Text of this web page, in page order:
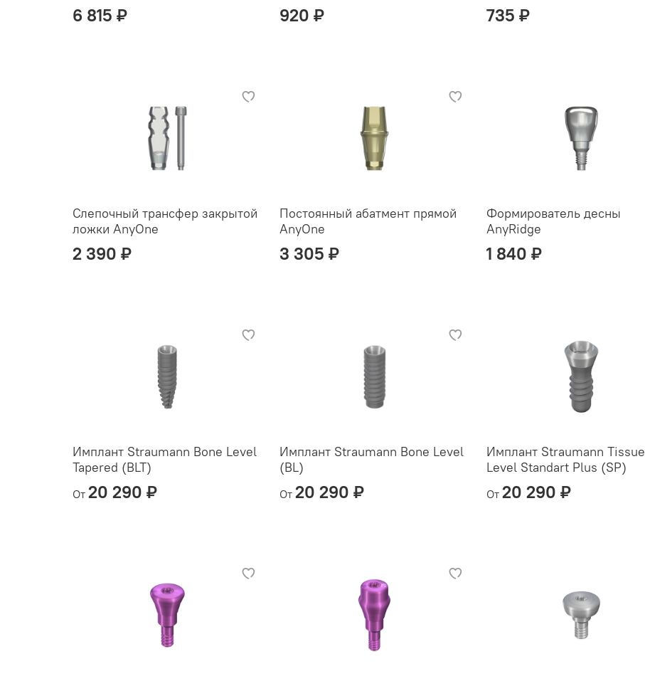
6 815 ₽ 920 ₽ 735 ₽
Слепочный трансфер закрытой
ложки AnyOne
2 390 ₽
Постоянный абатмент прямой
AnyOne
3 305 ₽
Формирователь десны
AnyRidge
1 840 ₽
Имплант Straumann Bone Level
Tapered (BLT)
От 20 290 ₽
Имплант Straumann Bone Level
(BL)
От 20 290 ₽
Имплант Straumann Tissue
Level Standart Plus (SP)
От 20 290 ₽